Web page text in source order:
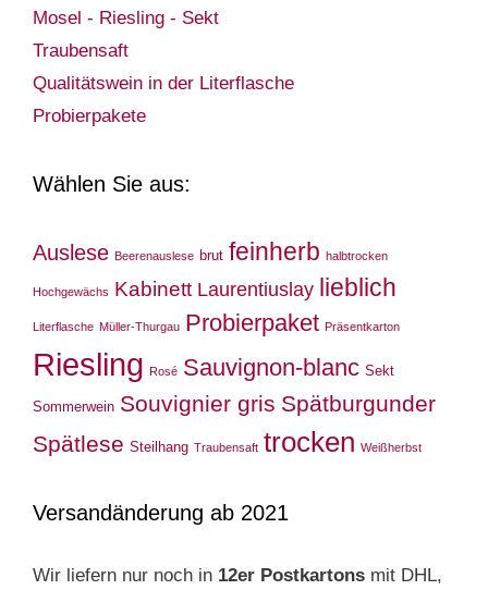
Mosel - Riesling - Sekt
Traubensaft
Qualitätswein in der Literflasche
Probierpakete
Wählen Sie aus:
Auslese Beerenauslese brut feinherb halbtrocken
Hochgewächs Kabinett Laurentiuslay lieblich
Literflasche Müller-Thurgau Probierpaket Präsentkarton
Riesling Rosé Sauvignon-blanc Sekt
Sommerwein Souvignier gris Spätburgunder
Spätlese Steilhang Traubensaft trocken Weißherbst
Versandänderung ab 2021
Wir liefern nur noch in 12er Postkartons mit DHL,